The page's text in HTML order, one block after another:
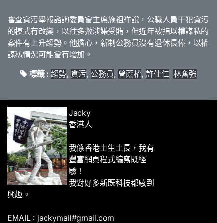
審查貪污舉報諮詢委員會主席施祖祥說，公職人員干犯貪污
的模式有改變，以往多數涉嫌受賄，但近年被指以權謀私的
案件有上升趨勢。他擔心，新制公務員沒有退休長俸，以權
謀私情況可能會有增加。
標籤 : 趨勢, 貪污, 公務員, 曾蔭權, 許仕仁, 林奮強
Jacky
香港人
我係香港土生土長，我有
豐富網頁程式編寫既經
驗！
我對好多新既科技都感到
興趣。
EMAIL : jackymail#gmail.com